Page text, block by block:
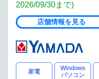
2026/09/30まで)
店舗情報を見る
家電
Windows
パソコン